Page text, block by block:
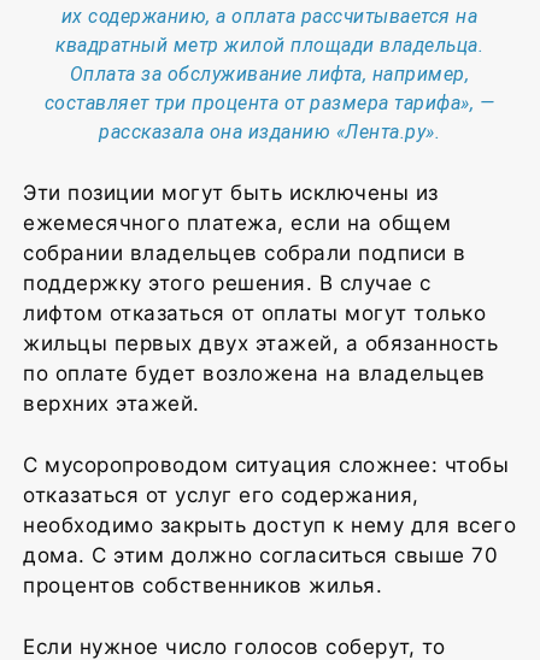
их содержанию, а оплата рассчитывается на
квадратный метр жилой площади владельца.
Оплата за обслуживание лифта, например,
составляет три процента от размера тарифа», —
рассказала она изданию «Лента.ру».
Эти позиции могут быть исключены из
ежемесячного платежа, если на общем
собрании владельцев собрали подписи в
поддержку этого решения. В случае с
лифтом отказаться от оплаты могут только
жильцы первых двух этажей, а обязанность
по оплате будет возложена на владельцев
верхних этажей.
С мусоропроводом ситуация сложнее: чтобы
отказаться от услуг его содержания,
необходимо закрыть доступ к нему для всего
дома. С этим должно согласиться свыше 70
процентов собственников жилья.
Если нужное число голосов соберут, то